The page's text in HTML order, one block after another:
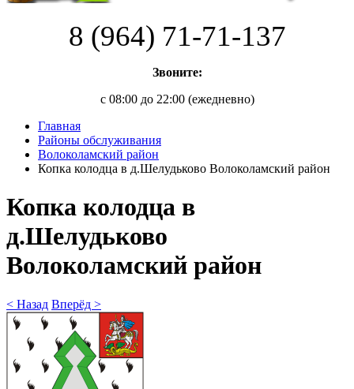
8 (964) 71-71-137
Звоните:
с 08:00 до 22:00 (ежедневно)
Главная
Районы обслуживания
Волоколамский район
Копка колодца в д.Шелудьково Волоколамский район
Копка колодца в
д.Шелудьково
Волоколамский район
< Назад Вперёд >